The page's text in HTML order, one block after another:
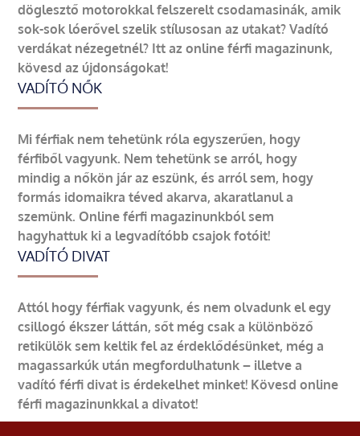
döglesztő motorokkal felszerelt csodamasinák, amik
sok-sok lóerővel szelik stílusosan az utakat? Vadító
verdákat nézegetnél? Itt az online férfi magazinunk,
kövesd az újdonságokat!
VADÍTÓ NŐK
Mi férfiak nem tehetünk róla egyszerűen, hogy
férfiből vagyunk. Nem tehetünk se arról, hogy
mindig a nőkön jár az eszünk, és arról sem, hogy
formás idomaikra téved akarva, akaratlanul a
szemünk. Online férfi magazinunkból sem
hagyhattuk ki a legvadítóbb csajok fotóit!
VADÍTÓ DIVAT
Attól hogy férfiak vagyunk, és nem olvadunk el egy
csillogó ékszer láttán, sőt még csak a különböző
retikülök sem keltik fel az érdeklődésünket, még a
magassarkúk után megfordulhatunk – illetve a
vadító férfi divat is érdekelhet minket! Kövesd online
férfi magazinunkkal a divatot!